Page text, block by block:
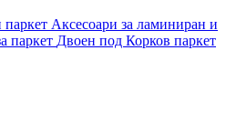
Аксесоари за ламиниран и
паркет Двоен под Корков паркет